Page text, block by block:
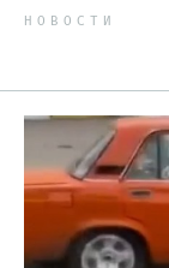
НОВОСТИ